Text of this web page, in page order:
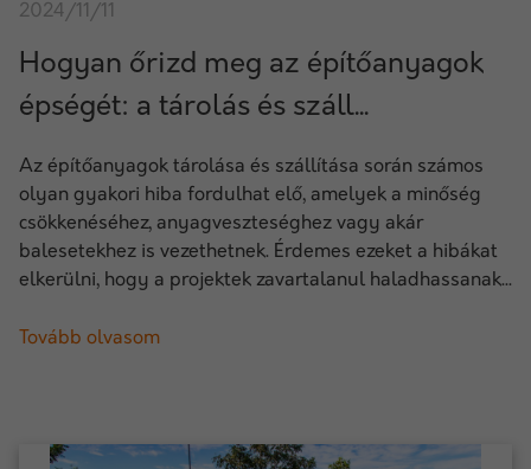
2024/11/11
Hogyan őrizd meg az építőanyagok
épségét: a tárolás és száll...
Az építőanyagok tárolása és szállítása során számos
olyan gyakori hiba fordulhat elő, amelyek a minőség
csökkenéséhez, anyagveszteséghez vagy akár
balesetekhez is vezethetnek. Érdemes ezeket a hibákat
elkerülni, hogy a projektek zavartalanul haladhassanak...
Tovább olvasom